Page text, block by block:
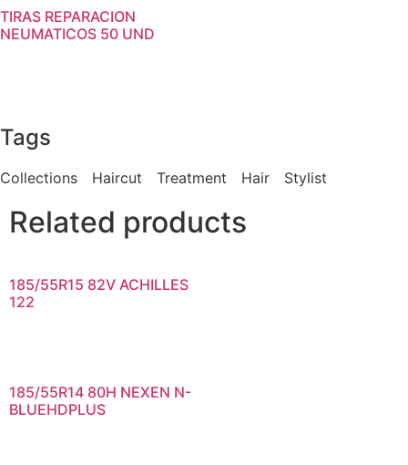
TIRAS REPARACION
NEUMATICOS 50 UND
Tags
Collections Haircut Treatment Hair Stylist
Related products
185/55R15 82V ACHILLES
122
185/55R14 80H NEXEN N-
BLUEHDPLUS